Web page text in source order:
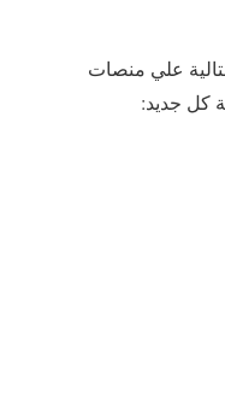
علي منصات
كل جديد: